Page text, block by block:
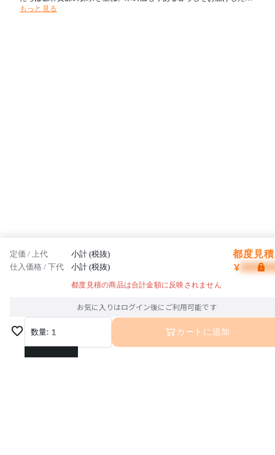
と考えます。新たな創造を可能とし、その魅力を求めて人々が集う場
もっと見る
定価 / 上代 小計 (税抜) 都度見
仕入価格 / 下代 小計 (税抜) ¥
都度見積の商品は合計金額に反映されません
お気に入りはログイン後にご利用可能です
数量: 1
1
カートに追加